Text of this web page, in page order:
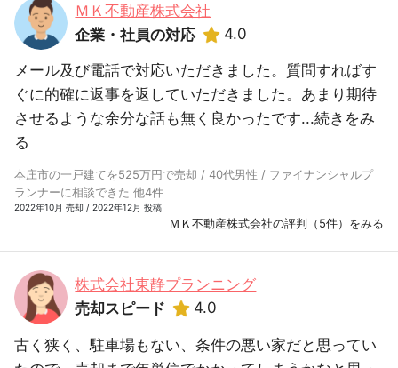
ＭＫ不動産株式会社
企業・社員の対応
4.0
メール及び電話で対応いただきました。質問すればす
ぐに的確に返事を返していただきました。あまり期待
させるような余分な話も無く良かったです...続きをみ
る
本庄市の一戸建てを525万円で売却 / 40代男性 / ファイナンシャルプ
ランナーに相談できた 他4件
2022年10月 売却 / 2022年12月 投稿
ＭＫ不動産株式会社の評判（5件）をみる
株式会社東静プランニング
売却スピード
4.0
古く狭く、駐車場もない、条件の悪い家だと思ってい